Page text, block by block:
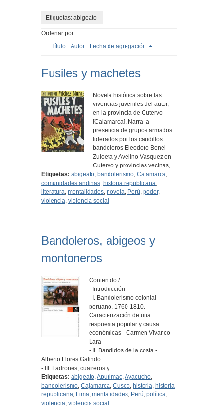
Etiquetas: abigeato
Ordenar por:
Título
Autor Fecha de agregación
Fusiles y machetes
Novela histórica sobre las
vivencias juveniles del autor,
en la provincia de Cutervo
[Cajamarca]. Narra la
presencia de grupos armados
liderados por los caudillos
bandoleros Eleodoro Benel
Zuloeta y Avelino Vásquez en
Cutervo y provincias vecinas,…
Etiquetas: abigeato, bandolerismo, Cajamarca,
comunidades andinas, historia republicana,
literatura, mentalidades, novela, Perú, poder,
violencia, violencia social
Bandoleros, abigeos y
montoneros
Contenido /
- Introducción
- I. Bandolerismo colonial
peruano, 1760-1810.
Caracterización de una
respuesta popular y causa
económicas - Carmen Vivanco
Lara
- II. Bandidos de la costa -
Alberto Flores Galindo
- III. Ladrones, cuatreros y…
Etiquetas: abigeato,Apurimac,Ayacucho,
bandolerismo, Cajamarca, Cusco, historia, historia
republicana, Lima, mentalidades, Perú, política,
violencia, violencia social